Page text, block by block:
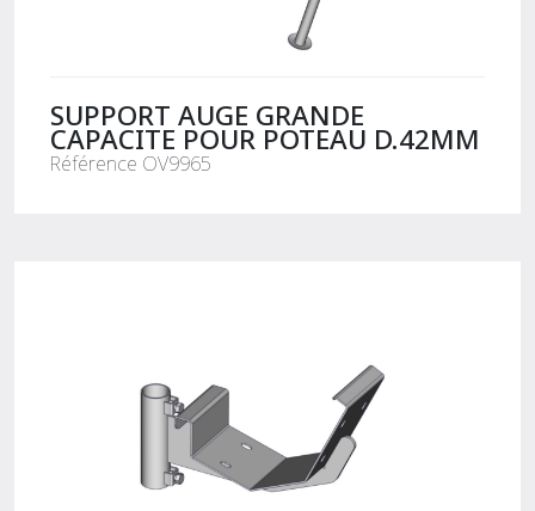
SUPPORT AUGE GRANDE
CAPACITE POUR POTEAU D.42MM
Référence OV9965